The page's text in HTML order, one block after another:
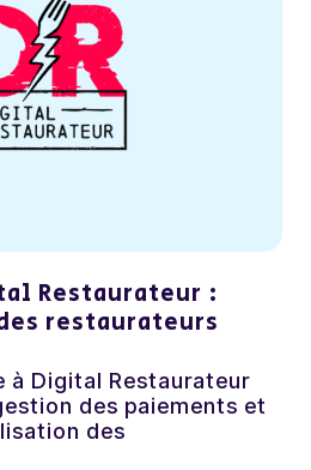
Restaurateur :
restaurateurs
à Digital Restaurateur
des paiements et
des